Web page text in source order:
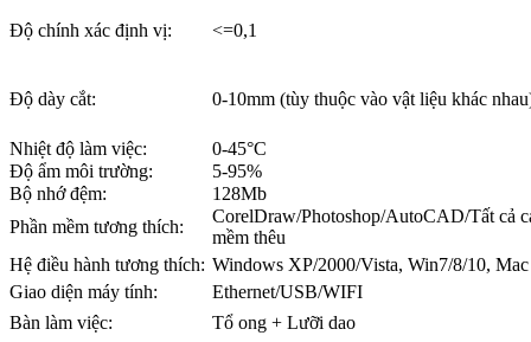
Độ chính xác định vị: <=0,1
Độ dày cắt: 0-10mm (tùy thuộc vào vật liệu khác
Nhiệt độ làm việc:
0-45°C
Độ ẩm môi trường:
5-95%
Bộ nhớ đệm:
128Mb
Phần mềm tương thích:
CorelDraw/Photoshop/AutoCAD/Tất cả
mềm thêu
Hệ điều hành tương thích: Windows XP/2000/Vista, Win7/8/10,
Giao diện máy tính:
Ethernet/USB/WIFI
Bàn làm việc:
Tổ ong + Lưỡi dao